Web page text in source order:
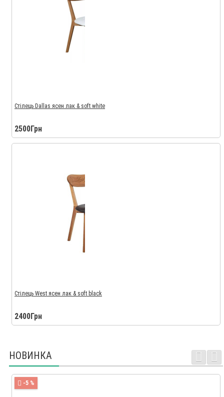
Стілець Dallas ясен лак & soft white
2500Грн
Стілець West ясен лак & soft black
2400Грн
НОВИНКА
-5 %